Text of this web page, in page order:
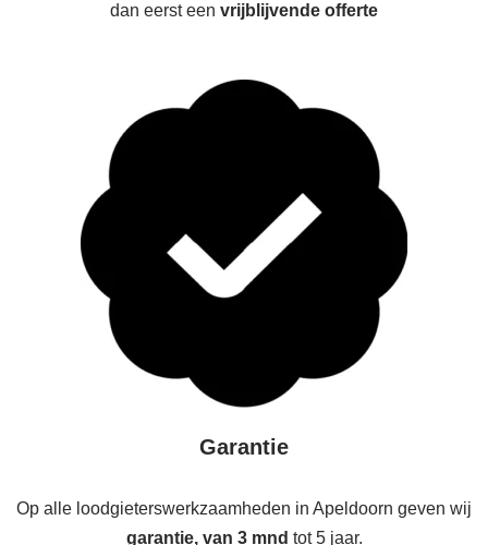
dan eerst een vrijblijvende offerte
Garantie
Op alle loodgieterswerkzaamheden in Apeldoorn geven wij
garantie, van 3 mnd tot 5 jaar.